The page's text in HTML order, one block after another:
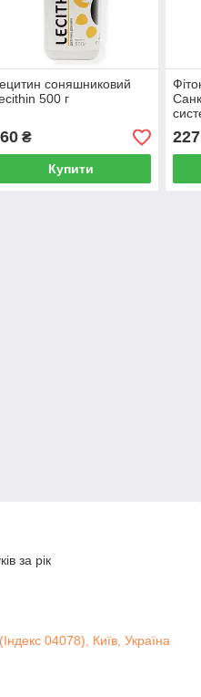
соняшниковий
500 г
₴
Купити
227
за рік
04078), Київ, Україна